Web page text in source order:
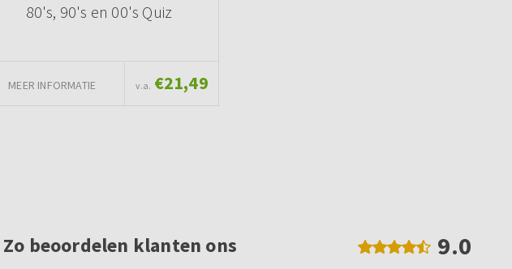
80's, 90's en 00's Quiz
MEER INFORMATIE v.a. €21,49
Zo beoordelen klanten ons 9.0